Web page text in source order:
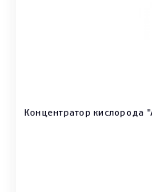
Концентратор кислорода